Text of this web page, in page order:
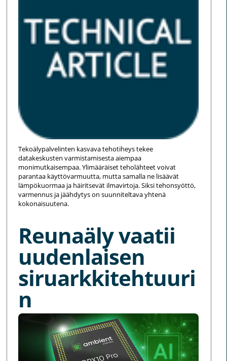
Tekoälypalvelinten kasvava tehotiheys tekee
datakeskusten varmistamisesta aiempaa
monimutkaisempaa. Ylimääräiset teholähteet voivat
parantaa käyttövarmuutta, mutta samalla ne lisäävät
lämpökuormaa ja häiritsevät ilmavirtoja. Siksi tehonsyöttö,
varmennus ja jäähdytys on suunniteltava yhtenä
kokonaisuutena.
Reunaäly vaatii
uudenlaisen
siruarkkitehtuuri
n